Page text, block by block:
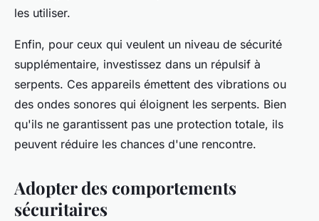
les utiliser.
Enfin, pour ceux qui veulent un niveau de sécurité
supplémentaire, investissez dans un répulsif à
serpents. Ces appareils émettent des vibrations ou
des ondes sonores qui éloignent les serpents. Bien
qu'ils ne garantissent pas une protection totale, ils
peuvent réduire les chances d'une rencontre.
Adopter des comportements
sécuritaires